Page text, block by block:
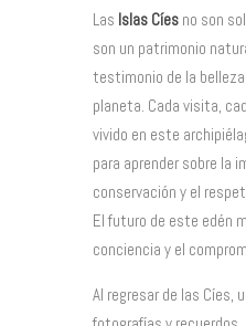
Las Islas Cíes no son
son un patrimonio
testimonio de la
planeta. Cada visita,
vivido en este
para aprender sobre la
conservación y el
El futuro de este edén
conciencia y el
Al regresar de las Cíes,